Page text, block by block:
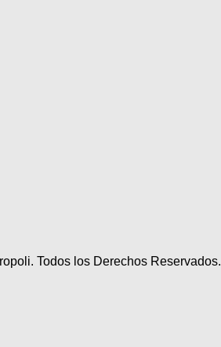
Todos los Derechos Reservados.